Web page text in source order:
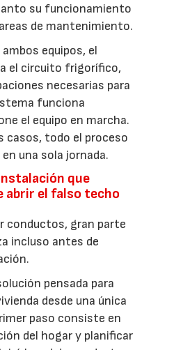
su funcionamiento
de mantenimiento.
equipos, el
el circuito frigorífico,
necesarias para
funciona
el equipo en marcha.
casos, todo el proceso
una sola jornada.
que
abrir el falso techo
conductos, gran parte
incluso antes de
pensada para
desde una única
paso consiste en
del hogar y planificar